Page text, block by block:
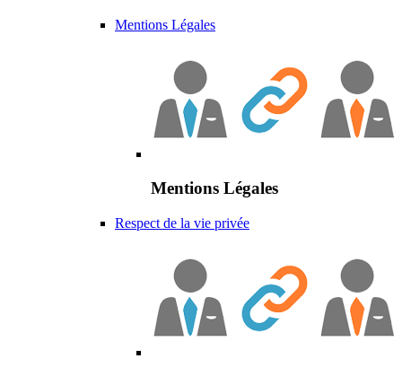
Mentions Légales
Mentions Légales
Respect de la vie privée